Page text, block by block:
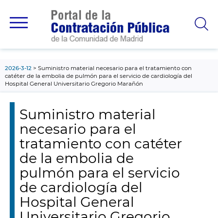
principal
2026-3-12
Suministro material necesario para el tratamiento con
catéter de la embolia de pulmón para el servicio de cardiología del
Hospital General Universitario Gregorio Marañón
Suministro material
necesario para el
tratamiento con catéter
de la embolia de
pulmón para el servicio
de cardiología del
Hospital General